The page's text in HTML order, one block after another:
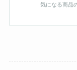
気になる商品